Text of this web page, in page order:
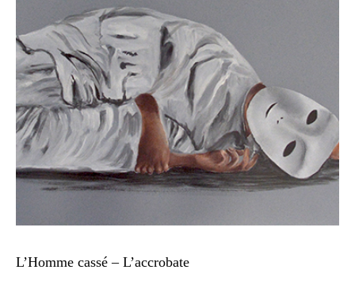
L’Homme cassé – L’accrobate